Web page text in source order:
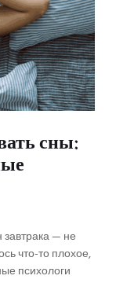
сны:
завтрака — не
что-то плохое,
психологи